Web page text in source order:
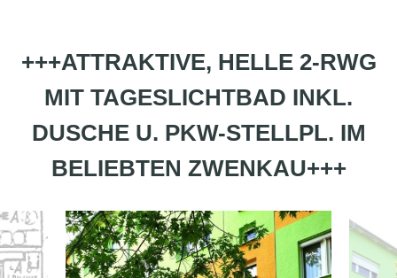
+++ATTRAKTIVE, HELLE 2-RWG
MIT TAGESLICHTBAD INKL.
DUSCHE U. PKW-STELLPL. IM
BELIEBTEN ZWENKAU+++